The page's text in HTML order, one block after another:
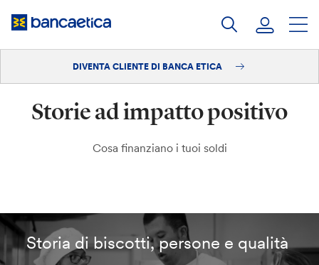
Diventa cliente
DIVENTA CLIENTE DI BANCA ETICA
Storie ad impatto positivo
Cosa finanziano i tuoi soldi
Storia di biscotti, persone e qualità